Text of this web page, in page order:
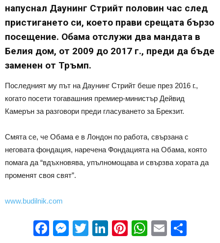
напуснал Даунинг Стрийт половин час след
пристигането си, което прави срещата бързо
посещение. Обама отслужи два мандата в
Белия дом, от 2009 до 2017 г., преди да бъде
заменен от Тръмп.
Последният му път на Даунинг Стрийт беше през 2016 г.,
когато посети тогавашния премиер-министър Дейвид
Камерън за разговори преди гласуването за Брекзит.
Смята се, че Обама е в Лондон по работа, свързана с
неговата фондация, наречена Фондацията на Обама, която
помага да “вдъхновява, упълномощава и свързва хората да
променят своя свят”.
www.budilnik.com
Facebook
Messenger
Twitter
LinkedIn
Pinterest
WhatsApp
Email